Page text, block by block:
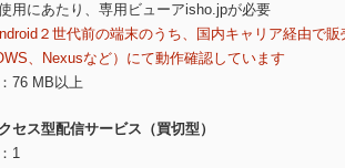
用にあたり、専用ビューアisho.jpが必要
２世代前の端末のうち、国内キャリア経由で
、Nexusなど）にて動作確認しています
76 MB以上
セス型配信サービス（買切型）
1